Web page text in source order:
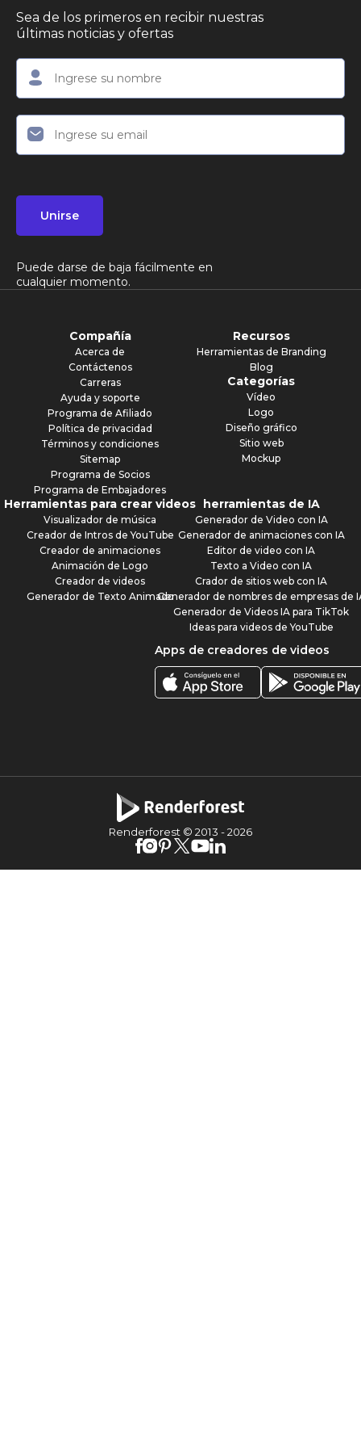
Sea de los primeros en recibir nuestras
últimas noticias y ofertas
Unirse
Puede darse de baja fácilmente en
cualquier momento.
Compañía
Acerca de
Contáctenos
Carreras
Ayuda y soporte
Programa de Afiliado
Política de privacidad
Términos y condiciones
Sitemap
Programa de Socios
Programa de Embajadores
Recursos
Herramientas de Branding
Blog
Categorías
Vídeo
Logo
Diseño gráfico
Sitio web
Mockup
Herramientas para crear videos
Visualizador de música
Creador de Intros de YouTube
Creador de animaciones
Animación de Logo
Creador de videos
Generador de Texto Animado
herramientas de IA
Generador de Video con IA
Generador de animaciones con IA
Editor de video con IA
Texto a Video con IA
Crador de sitios web con IA
Generador de nombres de empresas de
Generador de Videos IA para TikTok
Ideas para videos de YouTube
Apps de creadores de videos
Renderforest © 2013 -2026